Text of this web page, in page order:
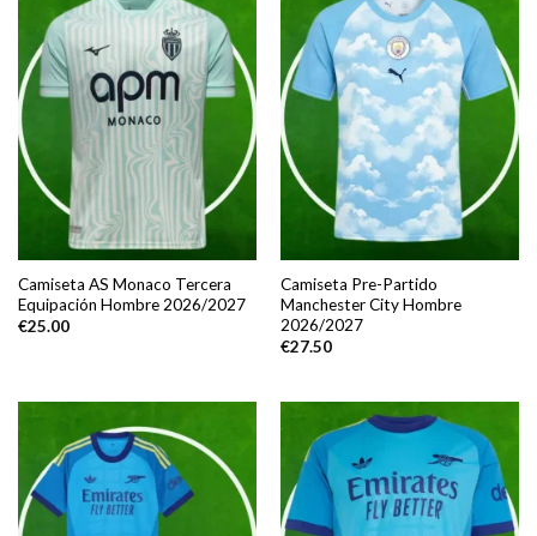
Camiseta AS Monaco Tercera
Equipación Hombre 2026/2027
€25.00
Camiseta Pre-Partido
Manchester City Hombre
2026/2027
€27.50